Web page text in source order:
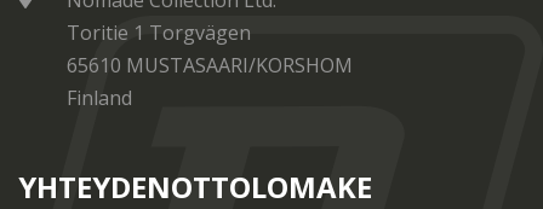
Toritie 1 Torgvägen
65610 MUSTASAARI/KORSHOM
Finland
YHTEYDENOTTOLOMAKE